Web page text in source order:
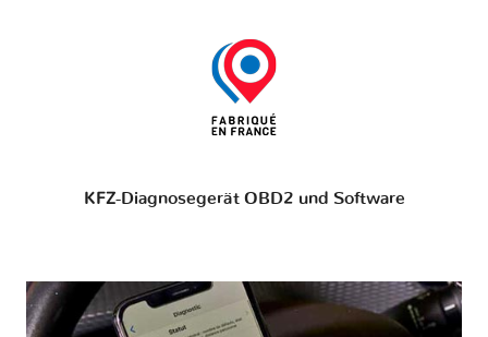
KFZ-Diagnosegerät OBD2 und Software